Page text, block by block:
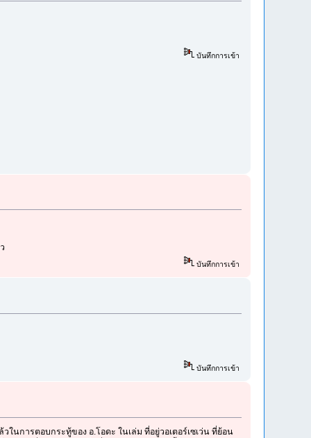
บันทึกการเข้า
บันทึกการเข้า
บันทึกการเข้า
ในการตอบกระทู้ของ อ.โอดะ ในเล่ม ที่อยู่วอเตอร์เซเว่น ที่ย้อน